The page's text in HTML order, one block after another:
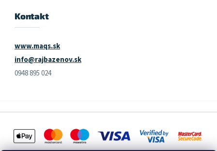
Kontakt
www.maqs.sk
info@rajbazenov.sk
0948 895 024